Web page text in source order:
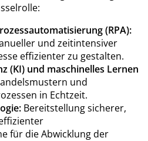
(RPA):
und zeitintensiver
effizienter zu gestalten.
(KI) und maschinelles Lernen
und
in Echtzeit.
Bereitstellung sicherer,
für die Abwicklung der